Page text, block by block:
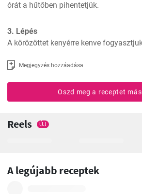
órát a hűtőben pihentetjük.
3. Lépés
A körözöttet kenyérre kenve
Megjegyzés hozzáadása
Oszd meg a receptet
Reels ÚJ
A legújabb receptek